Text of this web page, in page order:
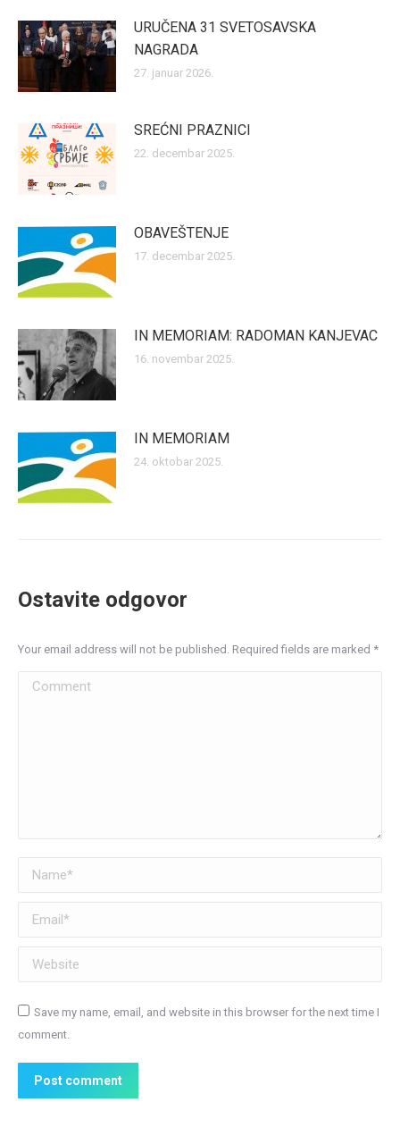
URUČENA 31 SVETOSAVSKA
NAGRADA
27. januar 2026.
SREĆNI PRAZNICI
22. decembar 2025.
OBAVEŠTENJE
17. decembar 2025.
IN MEMORIAM: RADOMAN KANJEVAC
16. novembar 2025.
IN MEMORIAM
24. oktobar 2025.
Ostavite odgovor
Your email address will not be published. Required fields are marked *
Comment
Name *
Email *
Website
Save my name, email, and website in this browser for the next time I
comment.
Post comment